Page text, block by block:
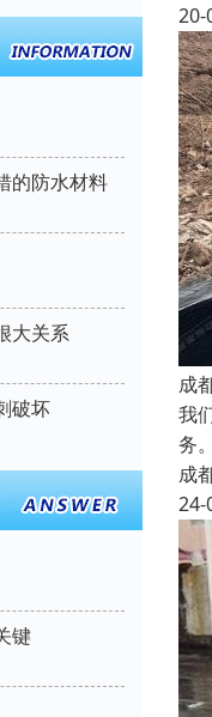
的防水材料
大关系
破坏
键
20-
成
我
务
成
24-